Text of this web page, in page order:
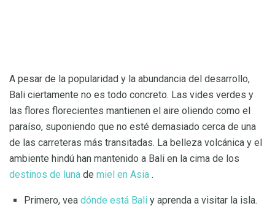
A pesar de la popularidad y la abundancia del desarrollo,
Bali ciertamente no es todo concreto. Las vides verdes y
las flores florecientes mantienen el aire oliendo como el
paraíso, suponiendo que no esté demasiado cerca de una
de las carreteras más transitadas. La belleza volcánica y el
ambiente hindú han mantenido a Bali en la cima de los
destinos de luna de miel en Asia .
Primero, vea dónde está Bali y aprenda a visitar la isla.